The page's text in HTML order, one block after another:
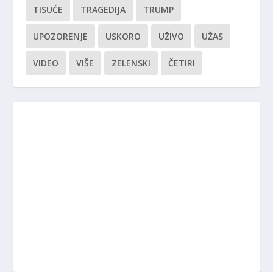
TISUĆE TRAGEDIJA TRUMP
UPOZORENJE USKORO UŽIVO UŽAS
VIDEO VIŠE ZELENSKI ČETIRI